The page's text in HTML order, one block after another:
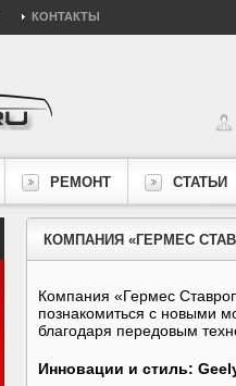
КОНТАКТЫ
РЕМОНТ СТАТЬИ
КОМПАНИЯ «ГЕРМЕС
Компания «Гермес
познакомиться с новыми
благодаря передовым
Инновации и стиль: